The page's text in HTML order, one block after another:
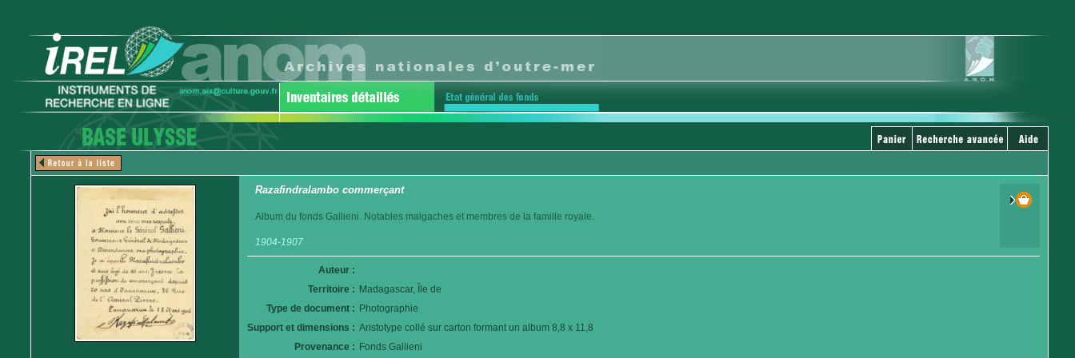
Razafindralambo commerçant
Album du fonds Gallieni. Notables malgaches et membres de la famille royale.
1904-1907
Auteur :
Territoire : Madagascar, Île de
Type de document : Photographie
Support et dimensions : Aristotype collé sur carton formant un album 8,8 x 11,8
Provenance : Fonds Gallieni